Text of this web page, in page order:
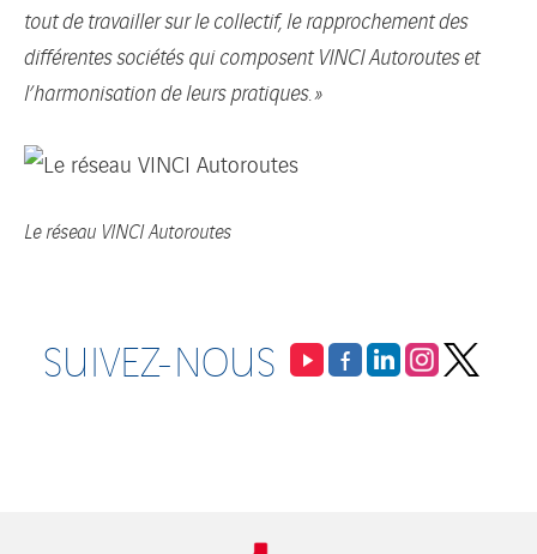
tout de travailler sur le collectif, le rapprochement des
différentes sociétés qui composent VINCI Autoroutes et
l’harmonisation de leurs pratiques. »
Le réseau VINCI Autoroutes
SUIVEZ-NOUS